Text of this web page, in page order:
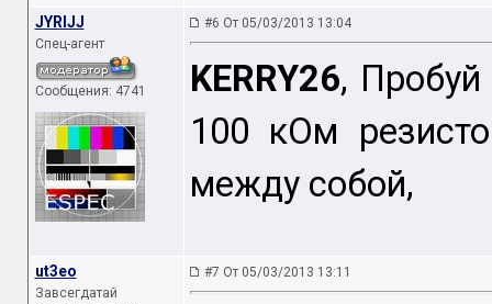
JYRIJJ
Спец-агент
Сообщения: 4741
#6 От 05/03/2013 13:04
KERRY26,
100 кОм
между собой,
ut3eo
Завсегдатай
#7 От 05/03/2013 13:11